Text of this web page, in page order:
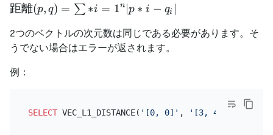
距離
\limits *
{i=1}^{n}
{|p* {i}-
q_{i}|}
距離(p, q) = ∑ ∗i = 1n p ∗ i − qi
2つのベクトルの次元数は同じである必要があります。そ
うでない場合はエラーが返されます。
例：
SELECT VEC_L1_DISTANCE( '[0, 0]' , '[3, 4]'